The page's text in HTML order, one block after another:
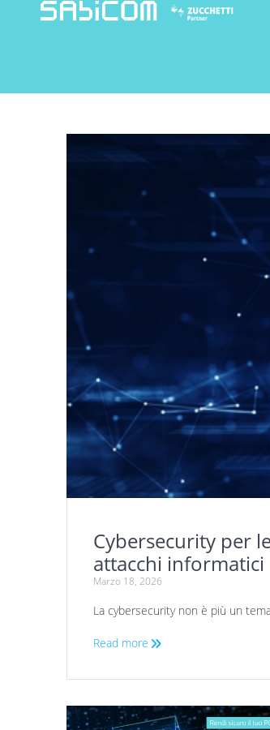
Cybersecurity per
attacchi informatici
Marzo 18, 2026
La cybersecurity non è più un
Read more